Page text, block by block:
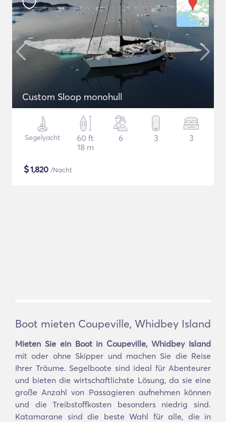
Custom Sloop monohull
Segelyacht
60 ft
18 m
6 3 3
$1,820 /Nacht
Boot mieten Coupeville, Whidbey Island
Mieten Sie ein Boot in Coupeville, Whidbey Island
mit oder ohne Skipper und machen Sie die Reise
Ihrer Träume. Segelboote sind ideal für Abenteurer
und bieten die wirtschaftlichste Lösung, da sie eine
große Anzahl von Passagieren aufnehmen können
und die Treibstoffkosten besonders niedrig sind.
Katamarane sind die beste Wahl für alle, die in